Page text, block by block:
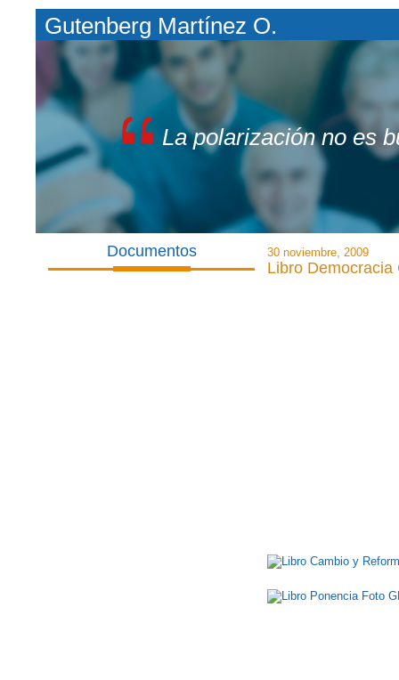
Gutenberg Martínez O.
La polarización no es
Documentos 30 noviembre, 2009
Libro Democracia